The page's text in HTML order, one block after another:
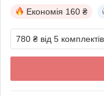
Економія 160 ₴
780 ₴ від 5 комплектів